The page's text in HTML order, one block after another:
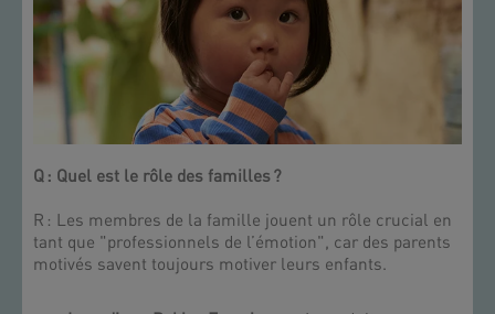
Q : Quel est le rôle des familles ?
R : Les membres de la famille jouent un rôle crucial en
tant que "professionnels de l’émotion", car des parents
motivés savent toujours motiver leurs enfants.